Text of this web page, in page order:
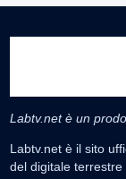
Labtv.net è un
Labtv.net è il sito
del digitale